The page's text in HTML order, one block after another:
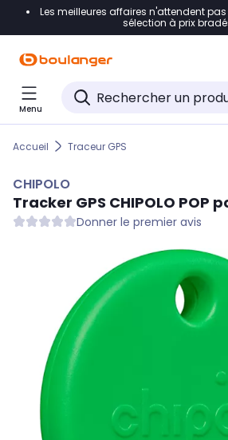
Accéder directement à la
Accéder directement au pied de
Accéder directement au chatbot
Les meilleures affaires n'attendent
sélection à prix
Menu
Accueil Traceur GPS
CHIPOLO
Tracker GPS CHIPOLO POP
Donner le premier avis